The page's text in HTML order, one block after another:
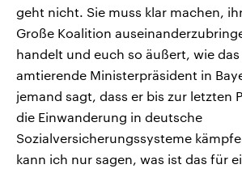
geht nicht. Sie muss klar machen,
Große Koalition
handelt und euch so äußert, wie
amtierende Ministerpräsident in
jemand sagt, dass er bis zur letzten
die Einwanderung in deutsche
Sozialversicherungssysteme
kann ich nur sagen, was ist das für